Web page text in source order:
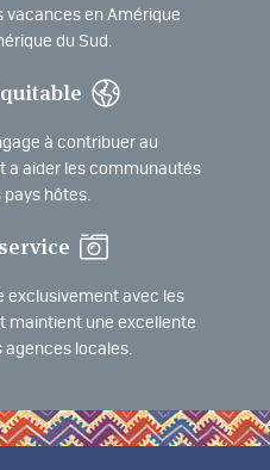
vacances en Amérique
du Sud.
à contribuer au
a aider les communautés
pays hôtes.
exclusivement avec les
maintient une excellente
agences locales.